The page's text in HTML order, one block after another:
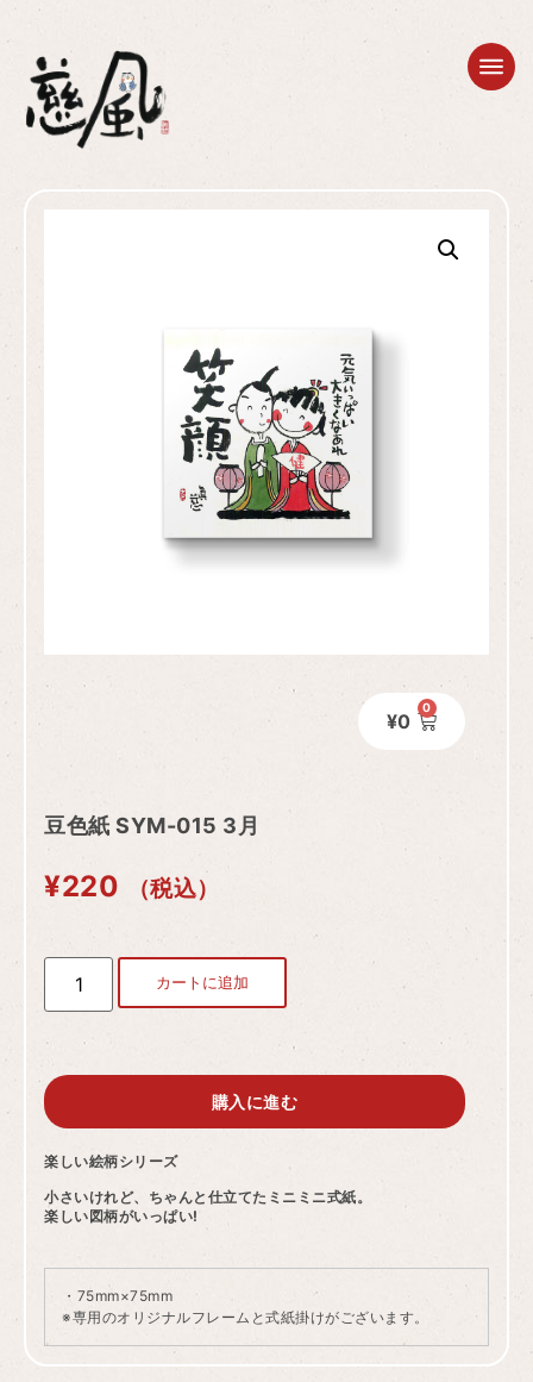
¥0
0
豆色紙 SYM-015 3月
¥220 （税込）
カートに追加
購入に進む
楽しい絵柄シリーズ
小さいけれど、ちゃんと仕立てたミニミニ式紙。
楽しい図柄がいっぱい!
・75mm×75mm
※専用のオリジナルフレームと式紙掛けがございます。